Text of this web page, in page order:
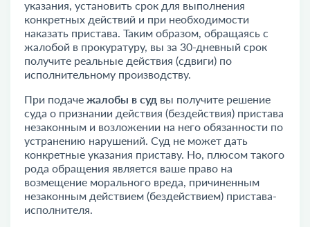
указания, установить срок для выполнения
конкретных действий и при необходимости
наказать пристава. Таким образом, обращаясь с
жалобой в прокуратуру, вы за 30-дневный срок
получите реальные действия (сдвиги) по
исполнительному производству.
При подаче жалобы в суд вы получите решение
суда о признании действия (бездействия) пристава
незаконным и возложении на него обязанности по
устранению нарушений. Суд не может дать
конкретные указания приставу. Но, плюсом такого
рода обращения является ваше право на
возмещение морального вреда, причиненным
незаконным действием (бездействием) пристава-
исполнителя.